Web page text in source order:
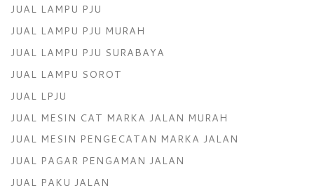
JUAL LAMPU PJU
JUAL LAMPU PJU MURAH
JUAL LAMPU PJU SURABAYA
JUAL LAMPU SOROT
JUAL LPJU
JUAL MESIN CAT MARKA JALAN MURAH
JUAL MESIN PENGECATAN MARKA JALAN
JUAL PAGAR PENGAMAN JALAN
JUAL PAKU JALAN